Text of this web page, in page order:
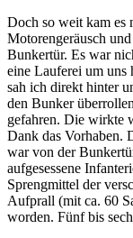
Doch so weit kam es
Motorengeräusch
Bunkertür. Es war
eine Lauferei um uns
sah ich direkt hinter
den Bunker
gefahren. Die wirkte
Dank das Vorhaben.
war von der
aufgesessene
Sprengmittel der
Aufprall (mit ca. 60
worden. Fünf bis